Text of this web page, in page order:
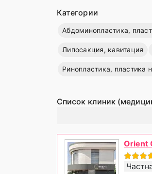
Категории
Абдоминопластика,
Липосакция, кавитация
Ринопластика, пластика
Список клиник
Orient